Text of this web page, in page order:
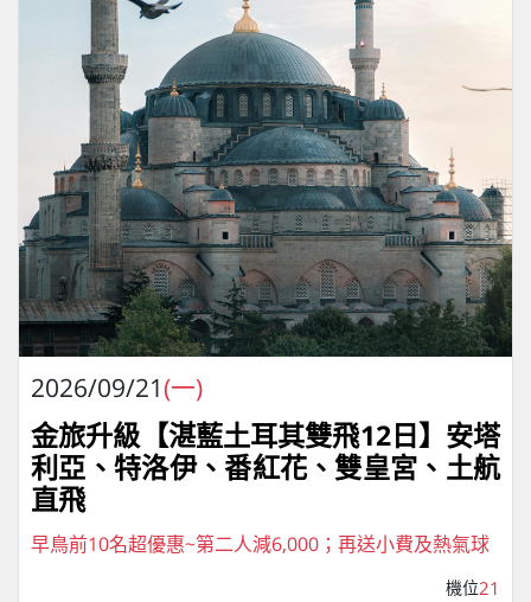
2026/09/21(一)
金旅升級【湛藍土耳其雙飛12日】安塔
利亞、特洛伊、番紅花、雙皇宮、土航
直飛
早鳥前10名超優惠~第二人減6,000；再送小費及熱氣球
機位21